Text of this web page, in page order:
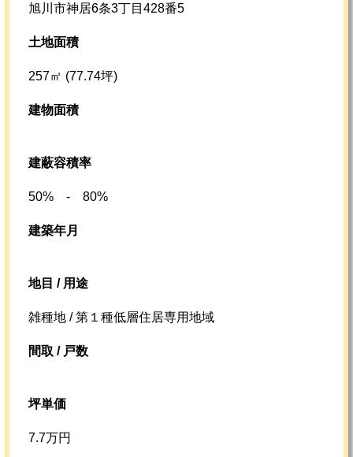
旭川市神居6条3丁目428番5
土地面積
257㎡ (77.74坪)
建物面積
建蔽容積率
50% - 80%
建築年月
地目 / 用途
雑種地 / 第１種低層住居専用地域
間取 / 戸数
坪単価
7.7万円